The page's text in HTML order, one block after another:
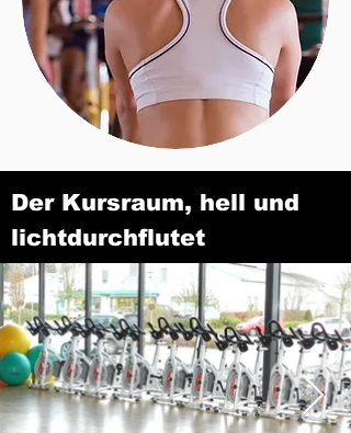
Der Kursraum, hell und
lichtdurchflutet